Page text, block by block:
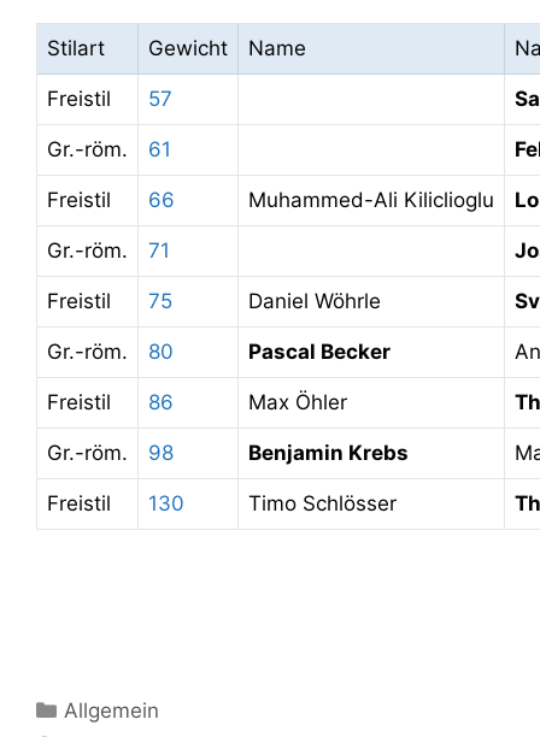
Stilart Gewicht Name
Freistil 57
Gr.-röm. 61
Freistil 66 Muhammed-Ali Kiliclioglu
Gr.-röm. 71
Freistil 75 Daniel Wöhrle
Gr.-röm. 80 Pascal Becker
Freistil 86 Max Öhler
Gr.-röm. 98 Benjamin Krebs
Freistil 130 Timo Schlösser
Kategorien
Allgemein